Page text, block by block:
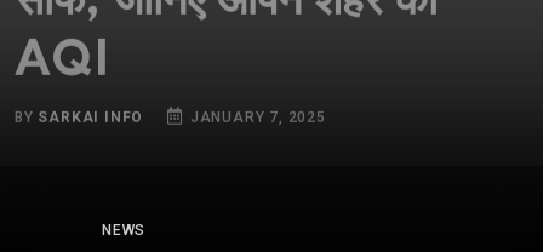
AQI
BYSARKAI INFO
NEWS